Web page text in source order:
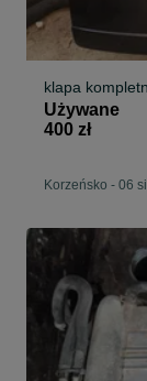
klapa
Używane
400 zł
Korzeńsko - 06